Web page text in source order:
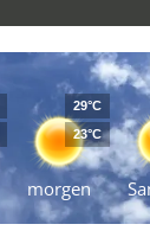
morgen
29°C
23°C